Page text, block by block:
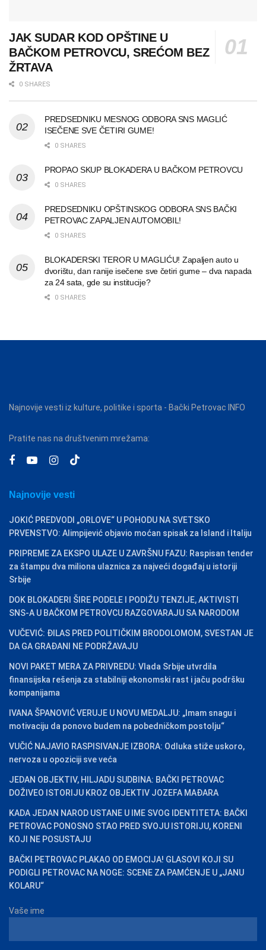
JAK SUDAR KOD OPŠTINE U
BAČKOM PETROVCU, SREĆOM BEZ
ŽRTAVA
0 SHARES
PREDSEDNIKU MESNOG ODBORA SNS MAGLIĆ
ISEČENE SVE ČETIRI GUME!
0 SHARES
PROPAO SKUP BLOKADERA U BAČKOM PETROVCU
0 SHARES
PREDSEDNIKU OPŠTINSKOG ODBORA SNS BAČKI
PETROVAC ZAPALJEN AUTOMOBIL!
0 SHARES
BLOKADERSKI TEROR U MAGLIĆU! Zapaljen auto u
dvorištu, dan ranije isečene sve četiri gume – dva napada
za 24 sata, gde su institucije?
0 SHARES
Najnovije vesti iz kulture, politike i sporta - Bački Petrovac INFO
Pratite nas na društvenim mrežama:
Najnovije vesti
JOKIĆ PREDVODI „ORLOVE“ U POHODU NA SVETSKO
PRVENSTVO: Alimpijević objavio moćan spisak za Island i Italiju
PRIPREME ZA EKSPO ULAZE U ZAVRŠNU FAZU: Raspisan tender
za štampu dva miliona ulaznica za najveći događaj u istoriji
Srbije
DOK BLOKADERI ŠIRE PODELE I PODIŽU TENZIJE, AKTIVISTI
SNS-A U BAČKOM PETROVCU RAZGOVARAJU SA NARODOM
VUČEVIĆ: ĐILAS PRED POLITIČKIM BRODOLOMOM, SVESTAN JE
DA GA GRAĐANI NE PODRŽAVAJU
NOVI PAKET MERA ZA PRIVREDU: Vlada Srbije utvrdila
finansijska rešenja za stabilniji ekonomski rast i jaču podršku
kompanijama
IVANA ŠPANOVIĆ VERUJE U NOVU MEDALJU: „Imam snagu i
motivaciju da ponovo budem na pobedničkom postolju“
VUČIĆ NAJAVIO RASPISIVANJE IZBORA: Odluka stiže uskoro,
nervoza u opoziciji sve veća
JEDAN OBJEKTIV, HILJADU SUDBINA: BAČKI PETROVAC
DOŽIVEO ISTORIJU KROZ OBJEKTIV JOZEFA MAĐARA
KADA JEDAN NAROD USTANE U IME SVOG IDENTITETA: BAČKI
PETROVAC PONOSNO STAO PRED SVOJU ISTORIJU, KORENI
KOJI NE POSUSTAJU
BAČKI PETROVAC PLAKAO OD EMOCIJA! GLASOVI KOJI SU
PODIGLI PETROVAC NA NOGE: SCENE ZA PAMĆENJE U „JANU
KOLARU“
Vaše ime